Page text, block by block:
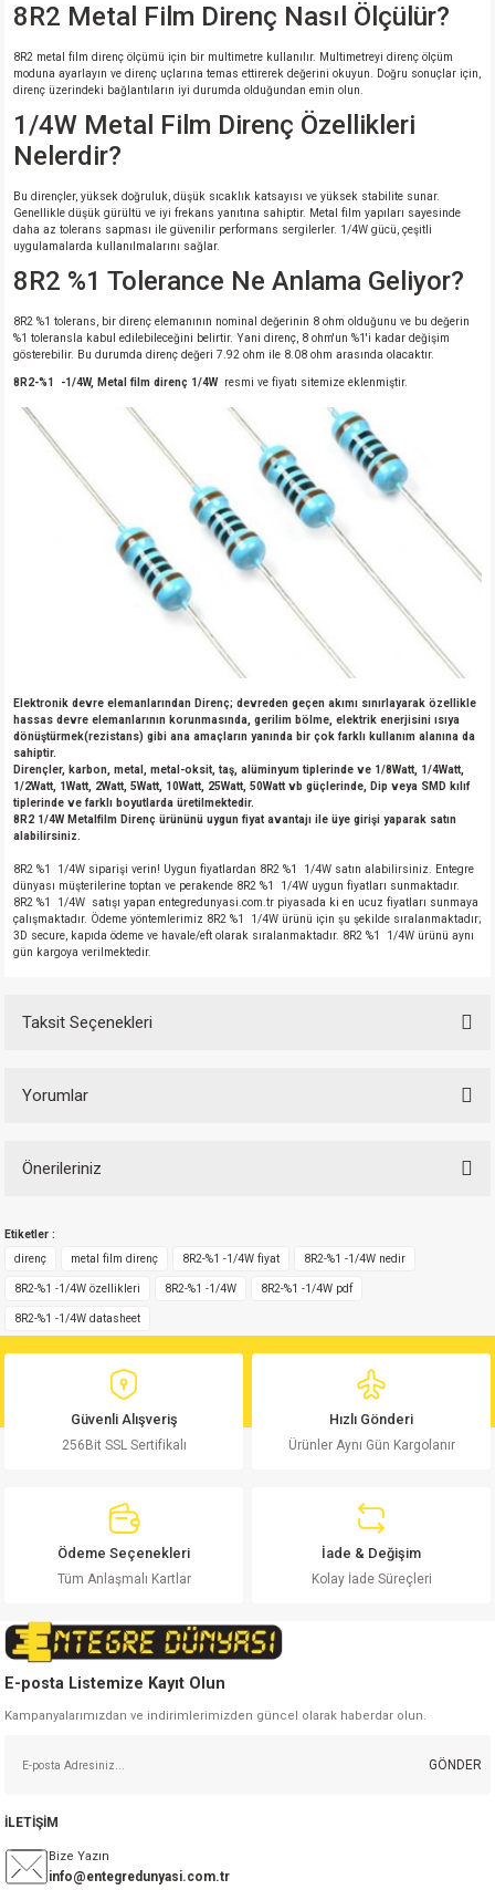
8R2 Metal Film Direnç Nasıl Ölçülür?
8R2 metal film direnç ölçümü için bir multimetre kullanılır. Multimetreyi direnç ölçüm
moduna ayarlayın ve direnç uçlarına temas ettirerek değerini okuyun. Doğru sonuçlar için,
direnç üzerindeki bağlantıların iyi durumda olduğundan emin olun.
1/4W Metal Film Direnç Özellikleri
Nelerdir?
Bu dirençler, yüksek doğruluk, düşük sıcaklık katsayısı ve yüksek stabilite sunar.
Genellikle düşük gürültü ve iyi frekans yanıtına sahiptir. Metal film yapıları sayesinde
daha az tolerans sapması ile güvenilir performans sergilerler. 1/4W gücü, çeşitli
uygulamalarda kullanılmalarını sağlar.
8R2 %1 Tolerance Ne Anlama Geliyor?
8R2 %1 tolerans, bir direnç elemanının nominal değerinin 8 ohm olduğunu ve bu değerin
%1 toleransla kabul edilebileceğini belirtir. Yani direnç, 8 ohm'un %1'i kadar değişim
gösterebilir. Bu durumda direnç değeri 7.92 ohm ile 8.08 ohm arasında olacaktır.
8R2-%1 -1/4W, Metal film direnç 1/4Wresmi ve fiyatı sitemize eklenmiştir.
Elektronik devre elemanlarından Direnç; devreden geçen akımı sınırlayarak özellikle
hassas devre elemanlarının korunmasında, gerilim bölme, elektrik enerjisini ısıya
dönüştürmek(rezistans) gibi ana amaçların yanında bir çok farklı kullanım alanına da
sahiptir.
Dirençler, karbon, metal, metal-oksit, taş, alüminyum tiplerinde ve 1/8Watt, 1/4Watt,
1/2Watt, 1Watt, 2Watt, 5Watt, 10Watt, 25Watt, 50Watt vb güçlerinde, Dip veya SMD kılıf
tiplerinde ve farklı boyutlarda üretilmektedir.
8R2 1/4W Metalfilm Direnç ürününü uygun fiyat avantajı ile üye girişi yaparak satın
alabilirsiniz.
8R2 %1 1/4W siparişi verin! Uygun fiyatlardan 8R2 %1 1/4W satın alabilirsiniz. Entegre
dünyası müşterilerine toptan ve perakende 8R2 %1 1/4W uygun fiyatları sunmaktadır.
8R2 %1 1/4W satışı yapan entegredunyasi.com.tr piyasada ki en ucuz fiyatları sunmaya
çalışmaktadır. Ödeme yöntemlerimiz 8R2 %1 1/4W ürünü için şu şekilde sıralanmaktadır;
3D secure, kapıda ödeme ve havale/eft olarak sıralanmaktadır. 8R2 %1 1/4W ürünü aynı
gün kargoya verilmektedir.
Taksit Seçenekleri
Yorumlar
Önerileriniz
yetersiz gördüğünüz noktaları öneri formunu kullanarak tarafımıza
iletebilirsiniz.
Ürün resmi kalitesiz, bozuk veya görüntülenemiyor.
Ürün açıklamasında eksik bilgiler bulunuyor.
Ürün bilgilerinde hatalar bulunuyor.
Ürün fiyatı diğer sitelerden daha pahalı.
Etiketler :
direnç
metal film direnç 8R2-%1 -1/4W fiyat 8R2-%1 -1/4W nedir
8R2-%1 -1/4W özellikleri 8R2-%1 -1/4W 8R2-%1 -1/4W pdf
8R2-%1 -1/4W datasheet
Güvenli Alışveriş
256Bit SSL Sertifikalı
Hızlı Gönderi
Ürünler Aynı Gün Kargolanır
Ödeme Seçenekleri
Tüm Anlaşmalı Kartlar
İade & Değişim
Kolay İade Süreçleri
E-posta Listemize Kayıt Olun
Kampanyalarımızdan ve indirimlerimizden güncel olarak haberdar olun.
GÖNDER
İLETİŞİM
Bize Yazın
info@entegredunyasi.com.tr